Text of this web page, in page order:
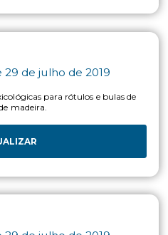
Conjunta n°
para distribuição dos
de produtos técnicos
de agrotóxicos e afins,
do Decreto n. ° 10.833, de 7 de